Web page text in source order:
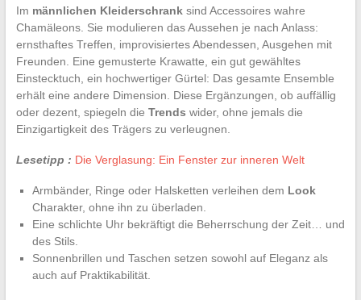
Im männlichen Kleiderschranksind Accessoires wahre
Chamäleons. Sie modulieren das Aussehen je nach Anlass:
ernsthaftes Treffen, improvisiertes Abendessen, Ausgehen mit
Freunden. Eine gemusterte Krawatte, ein gut gewähltes
Einstecktuch, ein hochwertiger Gürtel: Das gesamte Ensemble
erhält eine andere Dimension. Diese Ergänzungen, ob auffällig
oder dezent, spiegeln die Trends wider, ohne jemals die
Einzigartigkeit des Trägers zu verleugnen.
Lesetipp : Die Verglasung: Ein Fenster zur inneren Welt
Armbänder, Ringe oder Halsketten verleihen dem Look
Charakter, ohne ihn zu überladen.
Eine schlichte Uhr bekräftigt die Beherrschung der Zeit… und
des Stils.
Sonnenbrillen und Taschen setzen sowohl auf Eleganz als
auch auf Praktikabilität.